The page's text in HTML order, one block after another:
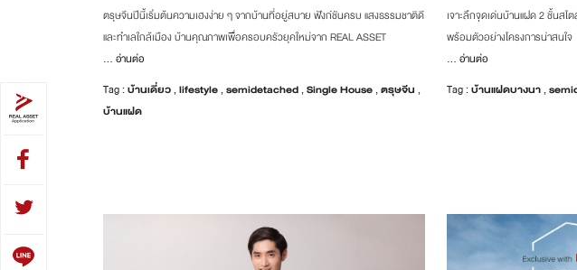
ตรุษจีนปีนี้เริ่มต้นความเฮงง่าย ๆ จากบ้านที่อยู่สบาย ฟังก์ชันครบ แสงธรรมชาติดี
และทำเลใกล้เมือง บ้านคุณภาพเพื่อครอบครัวยุคใหม่จาก REAL ASSET
... อ่านต่อ
Tag :บ้านเดี่ยว,lifestyle,semidetached,Single House,ตรุษจีน ,
บ้านแฝด
เจาะลึกจุดเด่นบ้านแฝด 2 ชั้นสไ
พร้อมตัวอย่างโครงการน่าสนใจ
... อ่านต่อ
Tag :บ้านแฝดบางนา,